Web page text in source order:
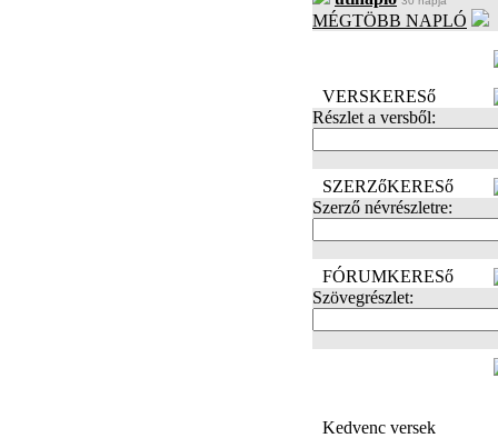
MÉGTÖBB NAPLÓ
VERSKERESő
Részlet a versből:
SZERZőKERESő
Szerző névrészletre:
FÓRUMKERESő
Szövegrészlet:
Kedvenc versek